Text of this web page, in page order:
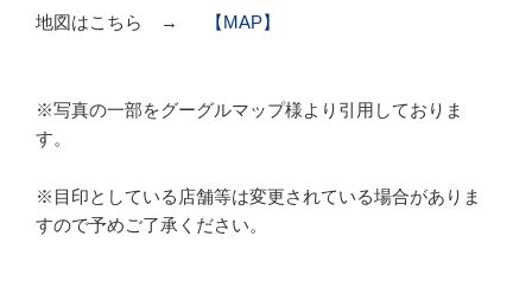
地図はこちら → 【MAP】
※写真の一部をグーグルマップ様より引用しておりま
す。
※目印としている店舗等は変更されている場合がありま
すので予めご了承ください。